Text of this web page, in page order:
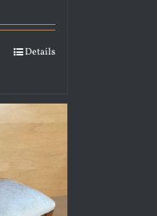
Details